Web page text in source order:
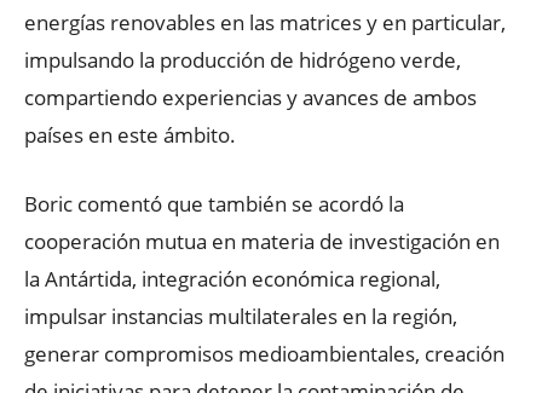
energías renovables en las matrices y en particular,
impulsando la producción de hidrógeno verde,
compartiendo experiencias y avances de ambos
países en este ámbito.
Boric comentó que también se acordó la
cooperación mutua en materia de investigación en
la Antártida, integración económica regional,
impulsar instancias multilaterales en la región,
generar compromisos medioambientales, creación